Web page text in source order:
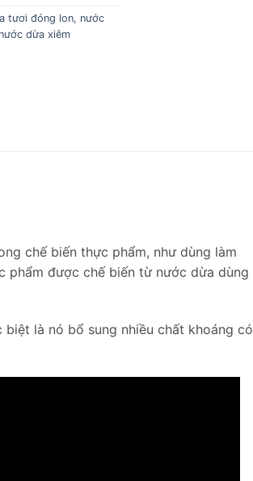
tươi đóng lon, nước
nước dừa xiêm
chế biến thực phẩm, như dùng làm
được chế biến từ nước dừa dùng
là nó bổ sung nhiều chất khoáng có